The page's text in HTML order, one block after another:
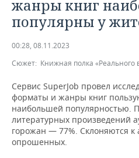
ТАТАРСТАН
АНАЛИТИКА
ДЕКЛАРАЦИИ О ДОХОДАХ
КОРОЛИ ГОСЗАКАЗА ПФО
ВУЗЫ ТАТАРСТАНА
КОМУ ПРИНАДЛЕЖАТ
НОВОСТИ ЭКОНОМИКИ
ФИНАНСЫ
БАНКИ
БЮДЖЕТ
ПРОМЫШЛЕННОСТЬ
НОВОСТИ
ПРОМЫШЛЕННОСТИ
АГРОПРОМ
НЕДВИЖИМОСТЬ
НОВОСТИ
АВТО
НОВОСТИ АВТО
БИЗНЕС
жанры книг
популярны у
00:28, 08.11.2023
Сюжет: Книжная полка «Реального
Сервис SuperJob провел
форматы и жанры книг
наибольшей популярностью.
литературных произведений
горожан — 77%. Склоняются к
опрошенных.